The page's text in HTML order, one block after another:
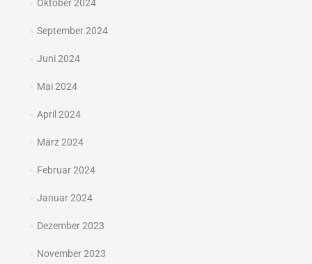
Oktober 2024
September 2024
Juni 2024
Mai 2024
April 2024
März 2024
Februar 2024
Januar 2024
Dezember 2023
November 2023